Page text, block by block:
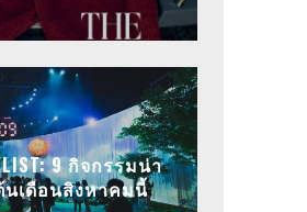
9 กิจกรรมน่า
นเดือนสิงหาคมนี้